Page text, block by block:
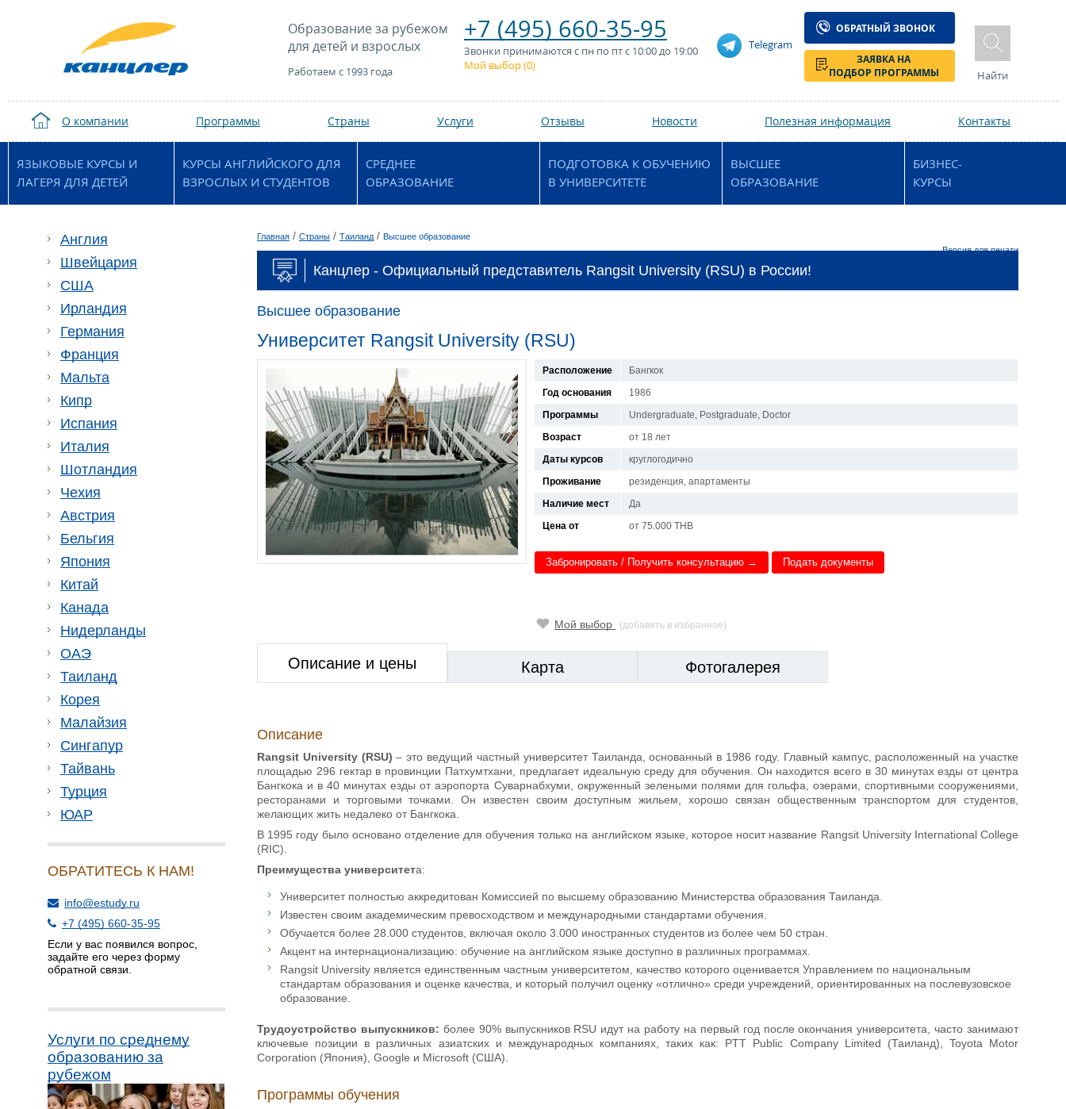
Образование за рубежом
для детей и взрослых
Работаем с 1993 года
+7 (495) 660-35-95
Звонки принимаются с пн по пт с 10:00 до 19:00
Мой выбор (0)
Telegram
ОБРАТНЫЙ ЗВОНОК
ЗАЯВКА НА
ПОДБОР ПРОГРАММЫ
Найти
О компании Программы Страны Услуги Отзывы Новости Полезная информация Контакты
ЯЗЫКОВЫЕ КУРСЫ И
ЛАГЕРЯ ДЛЯ ДЕТЕЙ
КУРСЫ АНГЛИЙСКОГО ДЛЯ
ВЗРОСЛЫХ И СТУДЕНТОВ
СРЕДНЕЕ
ОБРАЗОВАНИЕ
ПОДГОТОВКА К ОБУЧЕНИЮ
В УНИВЕРСИТЕТЕ
ВЫСШЕЕ
ОБРАЗОВАНИЕ
БИЗНЕС-
КУРСЫ
Англия
Швейцария
США
Ирландия
Германия
Франция
Мальта
Кипр
Испания
Италия
Шотландия
Чехия
Австрия
Бельгия
Япония
Китай
Канада
Нидерланды
ОАЭ
Таиланд
Корея
Малайзия
Сингапур
Тайвань
Турция
ЮАР
ОБРАТИТЕСЬ К НАМ!
info@estudy.ru
+7 (495) 660-35-95
Если у вас появился вопрос,
задайте его через форму
обратной связи.
Услуги по среднему
образованию за
рубежом
Главная / Страны / Таиланд / Высшее образование
Версия для печати
Канцлер - Официальный представитель Rangsit University (RSU) в России!
Высшее образование
Университет Rangsit University (RSU)
Расположение
Бангкок
Год основания
1986
Программы
Undergraduate, Postgraduate, Doctor
Возраст
от 18 лет
Даты курсов
круглогодично
Проживание
резиденция, апартаменты
Наличие мест
Да
Цена от
от 75.000 THB
Забронировать / Получить консультацию → Подать документы
Мой выбор (добавить в избранное)
Описание и цены Карта Фотогалерея
Описание
Rangsit University (RSU)– это ведущий частный университет Таиланда, основанный в 1986 году. Главный кампус, расположенный на участке
площадью 296 гектар в провинции Патхумтхани, предлагает идеальную среду для обучения. Он находится всего в 30 минутах езды от центра
Бангкока и в 40 минутах езды от аэропорта Суварнабхуми, окруженный зелеными полями для гольфа, озерами, спортивными сооружениями,
ресторанами и торговыми точками. Он известен своим доступным жильем, хорошо связан общественным транспортом для студентов,
желающих жить недалеко от Бангкока.
В 1995 году было основано отделение для обучения только на английском языке, которое носит название Rangsit University International College
(RIC).
Преимущества университета:
Университет полностью аккредитован Комиссией по высшему образованию Министерства образования Таиланда.
Известен своим академическим превосходством и международными стандартами обучения.
Обучается более 28.000 студентов, включая около 3.000 иностранных студентов из более чем 50 стран.
Акцент на интернационализацию: обучение на английском языке доступно в различных программах.
Rangsit University является единственным частным университетом, качество которого оценивается Управлением по национальным
стандартам образования и оценке качества, и который получил оценку «отлично» среди учреждений, ориентированных на послевузовское
образование.
Трудоустройство выпускников: более 90% выпускников RSU идут на работу на первый год после окончания университета, часто занимают
ключевые позиции в различных азиатских и международных компаниях, таких как: PTT Public Company Limited (Таиланд), Toyota Motor
Corporation (Япония), Google и Microsoft (США).
Программы обучения